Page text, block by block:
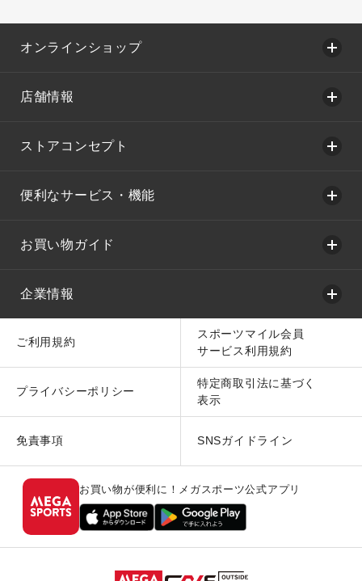
オンラインショップ
店舗情報
ストアコンセプト
便利なサービス・機能
お買い物ガイド
企業情報
ご利用規約
スポーツマイル会員
サービス利用規約
プライバシーポリシー
特定商取引法に基づく
表示
免責事項 SNSガイドライン
お買い物が便利に！メガスポーツ公式アプリ